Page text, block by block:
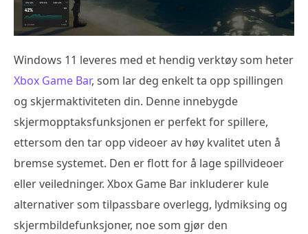
Windows 11 leveres med et hendig verktøy som heter
Xbox Game Bar, som lar deg enkelt ta opp spillingen
og skjermaktiviteten din. Denne innebygde
skjermopptaksfunksjonen er perfekt for spillere,
ettersom den tar opp videoer av høy kvalitet uten å
bremse systemet. Den er flott for å lage spillvideoer
eller veiledninger. Xbox Game Bar inkluderer kule
alternativer som tilpassbare overlegg, lydmiksing og
skjermbildefunksjoner, noe som gjør den